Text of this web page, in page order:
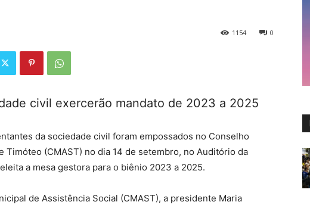
0
1154
civil exercerão mandato de 2023 a 2025
da sociedade civil foram empossados no Conselho
Timóteo (CMAST) no dia 14 de setembro, no Auditório da
a mesa gestora para o biênio 2023 a 2025.
de Assistência Social (CMAST), a presidente Maria